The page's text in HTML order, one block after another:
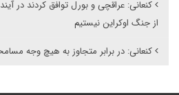
کنعانی: عراقچی و بورل توافق کردند در
از جنگ اوکراین نیستیم
کنعانی: در برابر متجاوز به هیچ وجه